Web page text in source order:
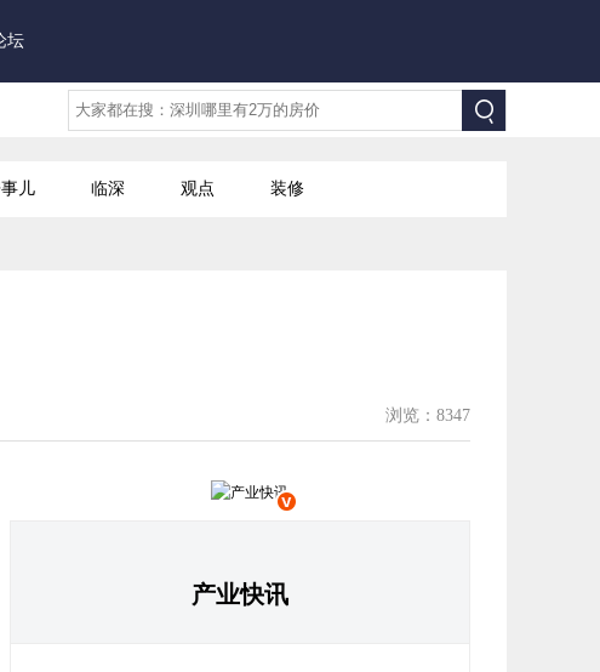
坛
儿 临深 观点 装修
浏览：8347
产业快讯